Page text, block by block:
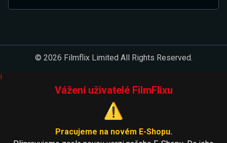
© 2026 Filmflix Limited All Rights Reserved.
i
Vážení uživatelé FilmFlixu
⚠️
Pracujeme na novém E-Shopu.